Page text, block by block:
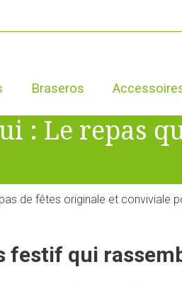
Braseros
: Le repas
de fêtes originale et
festif qui